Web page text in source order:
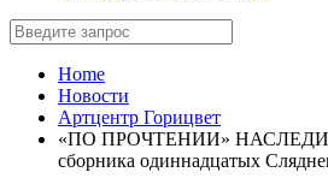
Home
Новости
Артцентр Горицвет
«ПО ПРОЧТЕНИИ»
сборника одиннадцатых